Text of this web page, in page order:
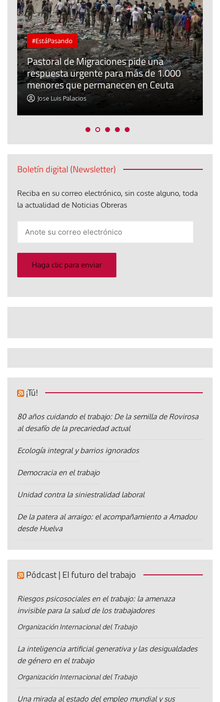
#EstáPasando
Pastoral de Migraciones pide una
respuesta urgente para más de 1.000
menores que permanecen en Ceuta
Jose Luis Palacios
Boletín digital (Newsletter)
Reciba en su correo electrónico, sin coste alguno, toda
la actualidad de Noticias Obreras
electrónico
Haga clic para enviar
¡Tú!
80 años cuidando el trabajo: De la semilla de Rovirosa
al desafío de la precariedad actual
Ecología integral y barrios ignorados
Democracia en el trabajo
Unidad contra la siniestralidad laboral
De la patera al arraigo: el acompañamiento a Amadou
desde Huelva
Pódcast | El futuro del trabajo
Riesgos psicosociales en el trabajo: la amenaza
invisible para la salud de los trabajadores
Organización Internacional del Trabajo
La inteligencia artificial generativa y las desigualdades
de género en el trabajo
Organización Internacional del Trabajo
Una mirada al estado del empleo mundial y sus